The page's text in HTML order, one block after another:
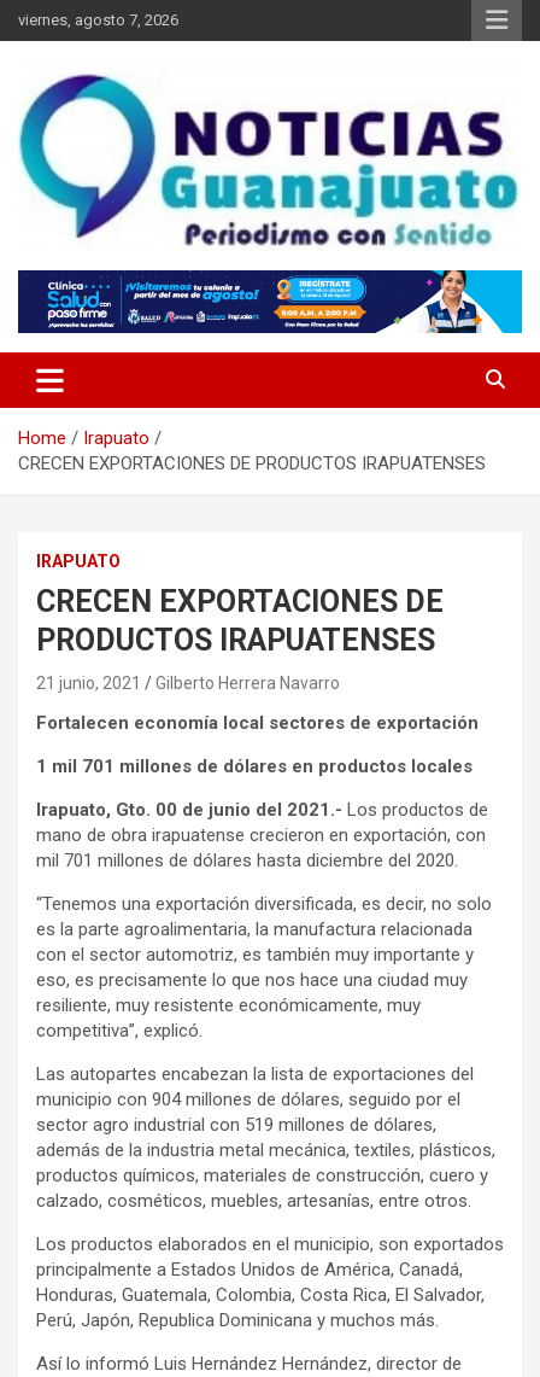
Skip
to
viernes, agosto 7, 2026
Noticias Guanajuato
Home
Irapuato
CRECEN EXPORTACIONES DE PRODUCTOS IRAPUATENSES
IRAPUATO
CRECEN EXPORTACIONES DE
PRODUCTOS IRAPUATENSES
21 junio, 2021 Gilberto Herrera Navarro
Fortalecen economía local sectores de exportación
1 mil 701 millones de dólares en productos locales
Irapuato, Gto. 00 de junio del 2021.- Los productos de
mano de obra irapuatense crecieron en exportación, con
mil 701 millones de dólares hasta diciembre del 2020.
“Tenemos una exportación diversificada, es decir, no solo
es la parte agroalimentaria, la manufactura relacionada
con el sector automotriz, es también muy importante y
eso, es precisamente lo que nos hace una ciudad muy
resiliente, muy resistente económicamente, muy
competitiva”, explicó.
Las autopartes encabezan la lista de exportaciones del
municipio con 904 millones de dólares, seguido por el
sector agro industrial con 519 millones de dólares,
además de la industria metal mecánica, textiles, plásticos,
productos químicos, materiales de construcción, cuero y
calzado, cosméticos, muebles, artesanías, entre otros.
Los productos elaborados en el municipio, son exportados
principalmente a Estados Unidos de América, Canadá,
Honduras, Guatemala, Colombia, Costa Rica, El Salvador,
Perú, Japón, Republica Dominicana y muchos más.
Así lo informó Luis Hernández Hernández, director de